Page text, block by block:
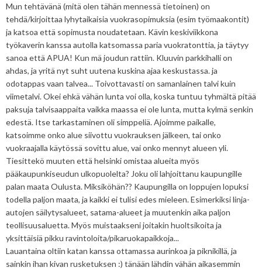
Mun tehtävänä (mitä olen tähän mennessä tietoinen) on
tehdä/kirjoittaa lyhytaikaisia vuokrasopimuksia (esim työmaakontit)
ja katsoa että sopimusta noudatetaan. Kävin keskiviikkona
työkaverin kanssa autolla katsomassa paria vuokratonttia, ja täytyy
sanoa että APUA! Kun mä joudun rattiin. Kluuvin parkkihalli on
ahdas, ja yritä nyt suht uutena kuskina ajaa keskustassa. ja
odotappas vaan talvea... Toivottavasti on samanlainen talvi kuin
viimetalvi. Okei ehkä vähän lunta voi olla, koska tuntuu tyhmältä pitää
paksuja talvisaappaita vaikka maassa ei ole lunta, mutta kylmä senkin
edestä. Itse tarkastaminen oli simppeliä. Ajoimme paikalle,
katsoimme onko alue siivottu vuokrauksen jälkeen, tai onko
vuokraajalla käytössä sovittu alue, vai onko mennyt alueen yli.
Tiesittekö muuten että helsinki omistaa alueita myös
pääkaupunkiseudun ulkopuolelta? Joku oli lahjoittanu kaupungille
palan maata Oulusta. Miksiköhän?? Kaupungilla on loppujen lopuksi
todella paljon maata, ja kaikki ei tulisi edes mieleen. Esimerkiksi linja-
autojen säilytysalueet, satama-alueet ja muutenkin aika paljon
teollisuusaluetta. Myös muistaakseni joitakin huoltsikoita ja
yksittäisiä pikku ravintoloita/pikaruokapaikkoja...
Lauantaina oltiin katan kanssa ottamassa aurinkoa ja piknikillä, ja
sainkin ihan kivan rusketuksen :) tänään lähdin vähän aikasemmin